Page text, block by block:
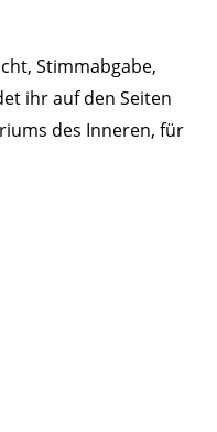
Stimmabgabe,
ihr auf den Seiten
des Inneren, für